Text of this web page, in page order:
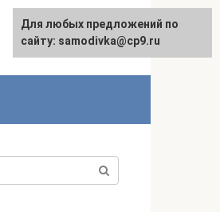
English
Для любых предложений по
сайту: samodivka@cp9.ru